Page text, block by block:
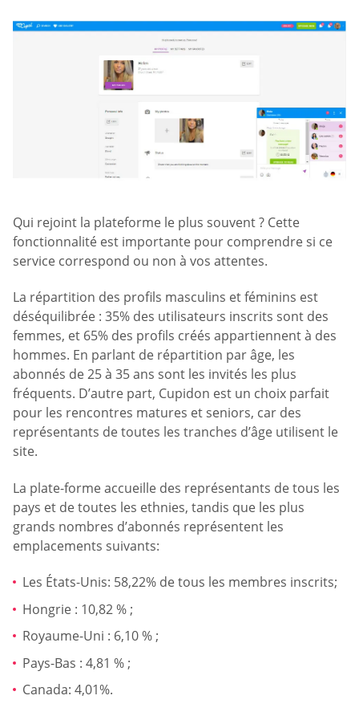
Qui rejoint la plateforme le plus souvent ? Cette
fonctionnalité est importante pour comprendre si ce
service correspond ou non à vos attentes.
La répartition des profils masculins et féminins est
déséquilibrée : 35% des utilisateurs inscrits sont des
femmes, et 65% des profils créés appartiennent à des
hommes. En parlant de répartition par âge, les
abonnés de 25 à 35 ans sont les invités les plus
fréquents. D’autre part, Cupidon est un choix parfait
pour les rencontres matures et seniors, car des
représentants de toutes les tranches d’âge utilisent le
site.
La plate-forme accueille des représentants de tous les
pays et de toutes les ethnies, tandis que les plus
grands nombres d’abonnés représentent les
emplacements suivants:
Les États-Unis: 58,22% de tous les membres inscrits;
Hongrie : 10,82 % ;
Royaume-Uni : 6,10 % ;
Pays-Bas : 4,81 % ;
Canada: 4,01%.